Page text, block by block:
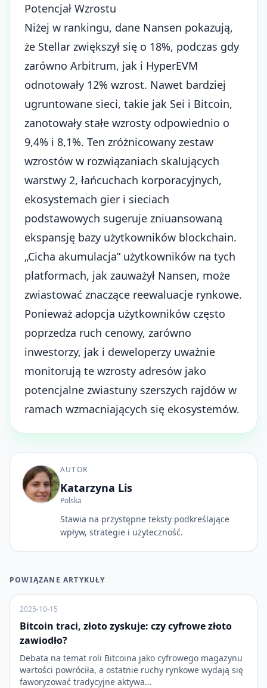
Potencjał Wzrostu
Niżej w rankingu, dane Nansen pokazują,
że Stellar zwiększył się o 18%, podczas gdy
zarówno Arbitrum, jak i HyperEVM
odnotowały 12% wzrost. Nawet bardziej
ugruntowane sieci, takie jak Sei i Bitcoin,
zanotowały stałe wzrosty odpowiednio o
9,4% i 8,1%. Ten zróżnicowany zestaw
wzrostów w rozwiązaniach skalujących
warstwy 2, łańcuchach korporacyjnych,
ekosystemach gier i sieciach
podstawowych sugeruje zniuansowaną
ekspansję bazy użytkowników blockchain.
„Cicha akumulacja” użytkowników na tych
platformach, jak zauważył Nansen, może
zwiastować znaczące reewaluacje rynkowe.
Ponieważ adopcja użytkowników często
poprzedza ruch cenowy, zarówno
inwestorzy, jak i deweloperzy uważnie
monitorują te wzrosty adresów jako
potencjalne zwiastuny szerszych rajdów w
ramach wzmacniających się ekosystemów.
AUTOR
Katarzyna Lis
Polska
Stawia na przystępne teksty podkreślające
wpływ, strategie i użyteczność.
POWIĄZANE ARTYKUŁY
2025-10-15
Bitcoin traci, złoto zyskuje: czy cyfrowe złoto
zawiodło?
Debata na temat roli Bitcoina jako cyfrowego magazynu
wartości powróciła, a ostatnie ruchy rynkowe wydają się
faworyzować tradycyjne aktywa…